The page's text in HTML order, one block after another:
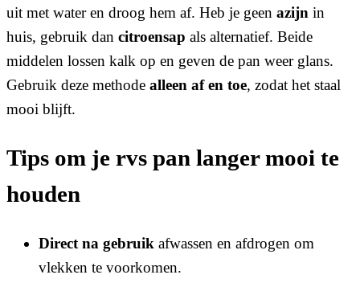
uit met water en droog hem af. Heb je geen azijn in
huis, gebruik dan citroensap als alternatief. Beide
middelen lossen kalk op en geven de pan weer glans.
Gebruik deze methode alleen af en toe, zodat het staal
mooi blijft.
Tips om je rvs pan langer mooi te
houden
Direct na gebruik afwassen en afdrogen om
vlekken te voorkomen.